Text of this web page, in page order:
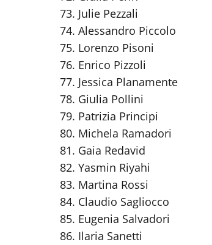
Julie Pezzali
Alessandro Piccolo
Lorenzo Pisoni
Enrico Pizzoli
Jessica Planamente
Giulia Pollini
Patrizia Principi
Michela Ramadori
Gaia Redavid
Yasmin Riyahi
Martina Rossi
Claudio Sagliocco
Eugenia Salvadori
Ilaria Sanetti